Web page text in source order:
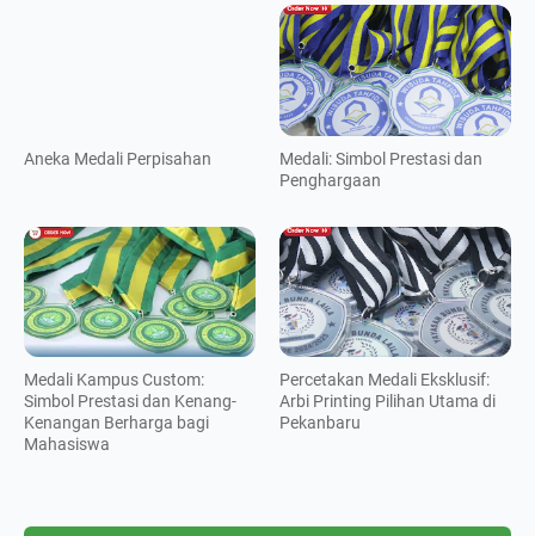
Aneka Medali Perpisahan
Medali: Simbol Prestasi dan
Penghargaan
Medali Kampus Custom:
Simbol Prestasi dan Kenang-
Kenangan Berharga bagi
Mahasiswa
Percetakan Medali Eksklusif:
Arbi Printing Pilihan Utama di
Pekanbaru